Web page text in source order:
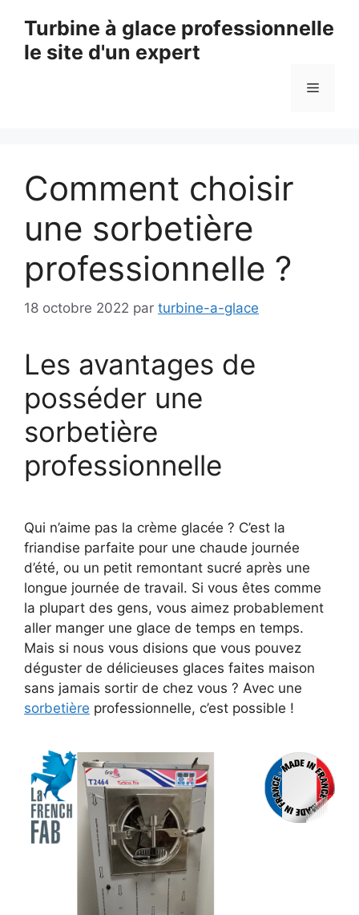
contenu
Turbine à glace professionnelle
le site d'un expert
Menu
Comment choisir
une sorbetière
professionnelle ?
18 octobre 2022 par turbine-a-glace
Les avantages de
posséder une
sorbetière
professionnelle
Qui n’aime pas la crème glacée ? C’est la
friandise parfaite pour une chaude journée
d’été, ou un petit remontant sucré après une
longue journée de travail. Si vous êtes comme
la plupart des gens, vous aimez probablement
aller manger une glace de temps en temps.
Mais si nous vous disions que vous pouvez
déguster de délicieuses glaces faites maison
sans jamais sortir de chez vous ? Avec une
sorbetière professionnelle, c’est possible !